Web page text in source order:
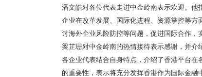
潘文皓对各位代表走进中金岭南表示欢迎。
企业在改革发展、国际化进程、资源掌控等
讨海外企业风险防控等问题，促进国际合作，
梁芷珊对中金岭南的热情接待表示感谢，并介
各企业代表结合自身特点，介绍了香港平台
的重要性，表示将充分发挥香港作为国际金融